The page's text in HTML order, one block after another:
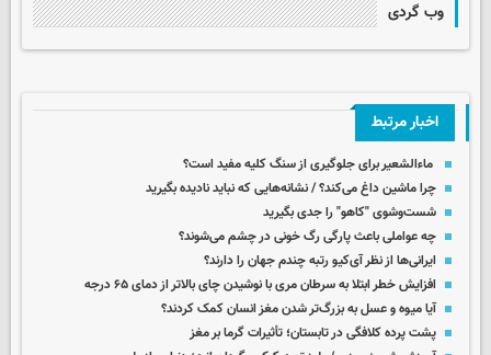
وب گردی
اخبار مرتبط
ماءالشعیر برای جلوگیری از سنگ کلیه مفید است؟
چرا ماشین داغ می‌کند؟ / نشانه‌هایی که نباید نادیده بگیرید
شست‌وشوی "کاهو" را جدی بگیرید
چه عواملی باعث پارگی رگ خونی در چشم می‌شوند؟
ایرانی‌ها از نظر آی‌کیو رتبه چندم جهان را دارند؟
افزایش خطر ابتلا به سرطان مری با نوشیدن چای بالاتر از دمای ۶۵ درجه
آیا میوه و عسل به بزرگ‌تر شدن مغز انسان کمک کردند؟
پشت پرده کلافگی در تابستان؛ تأثیرات گرما بر مغز